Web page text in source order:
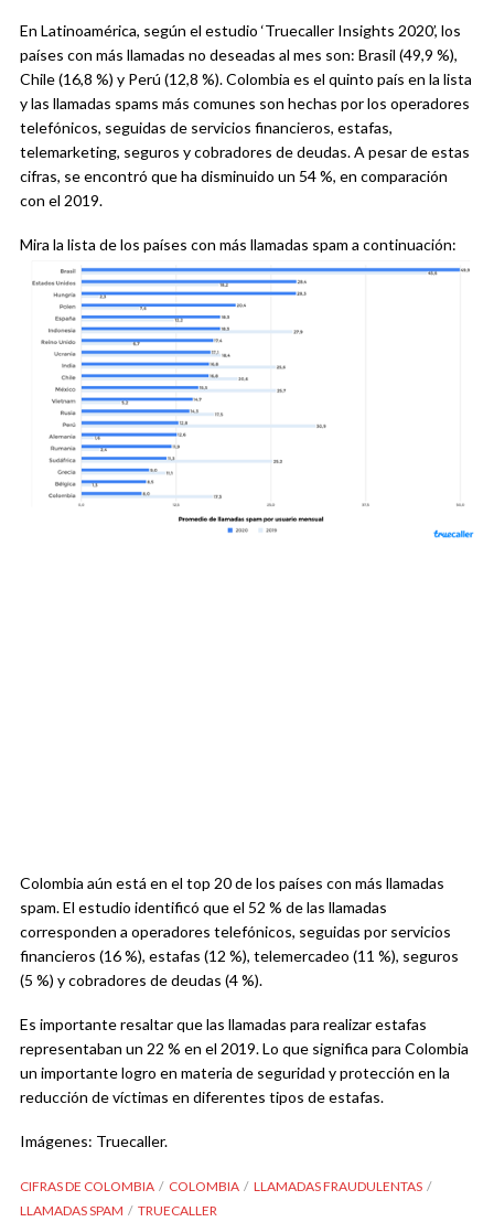
En Latinoamérica, según el estudio ‘Truecaller Insights 2020’, los
países con más llamadas no deseadas al mes son: Brasil (49,9 %),
Chile (16,8 %) y Perú (12,8 %). Colombia es el quinto país en la lista
y las llamadas spams más comunes son hechas por los operadores
telefónicos, seguidas de servicios financieros, estafas,
telemarketing, seguros y cobradores de deudas. A pesar de estas
cifras, se encontró que ha disminuido un 54 %, en comparación
con el 2019.
Mira la lista de los países con más llamadas spam a continuación:
Colombia aún está en el top 20 de los países con más llamadas
spam. El estudio identificó que el 52 % de las llamadas
corresponden a operadores telefónicos, seguidas por servicios
financieros (16 %), estafas (12 %), telemercadeo (11 %), seguros
(5 %) y cobradores de deudas (4 %).
Es importante resaltar que las llamadas para realizar estafas
representaban un 22 % en el 2019. Lo que significa para Colombia
un importante logro en materia de seguridad y protección en la
reducción de víctimas en diferentes tipos de estafas.
Imágenes: Truecaller.
CIFRAS DE COLOMBIA COLOMBIA
LLAMADAS FRAUDULENTAS
LLAMADAS SPAM
TRUECALLER